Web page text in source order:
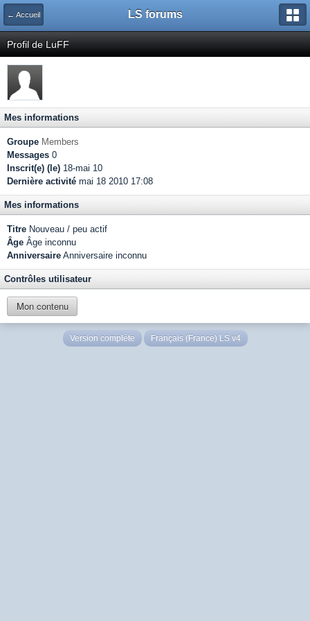
← Accueil LS forums
Profil de LuFF
Mes informations
Groupe Members
Messages 0
Inscrit(e) (le) 18-mai 10
Dernière activité mai 18 2010 17:08
Mes informations
Titre Nouveau / peu actif
Âge Âge inconnu
Anniversaire Anniversaire inconnu
Contrôles utilisateur
Mon contenu
Version complète Français (France) LS v4